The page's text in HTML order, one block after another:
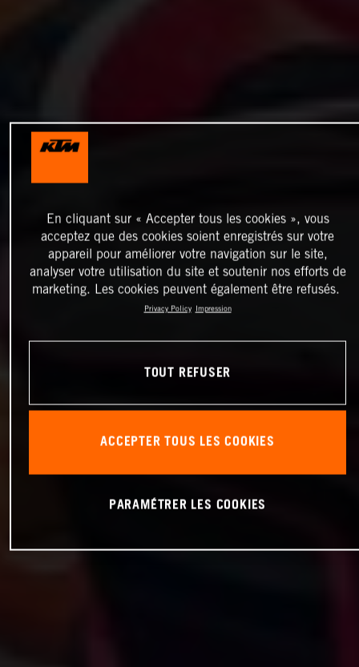
En cliquant sur « Accepter tous les cookies », vous
acceptez que des cookies soient enregistrés sur votre
appareil pour améliorer votre navigation sur le site,
analyser votre utilisation du site et soutenir nos efforts de
marketing. Les cookies peuvent également être refusés.
Privacy Policy Impression
TOUT REFUSER
ACCEPTER TOUS LES COOKIES
PARAMÉTRER LES COOKIES